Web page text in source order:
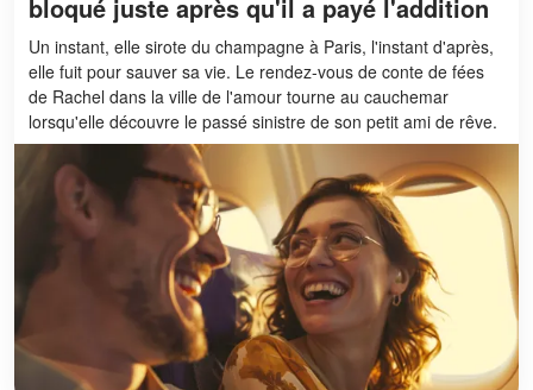
bloqué juste après qu'il a payé l'addition
Un instant, elle sirote du champagne à Paris, l'instant d'après,
elle fuit pour sauver sa vie. Le rendez-vous de conte de fées
de Rachel dans la ville de l'amour tourne au cauchemar
lorsqu'elle découvre le passé sinistre de son petit ami de rêve.